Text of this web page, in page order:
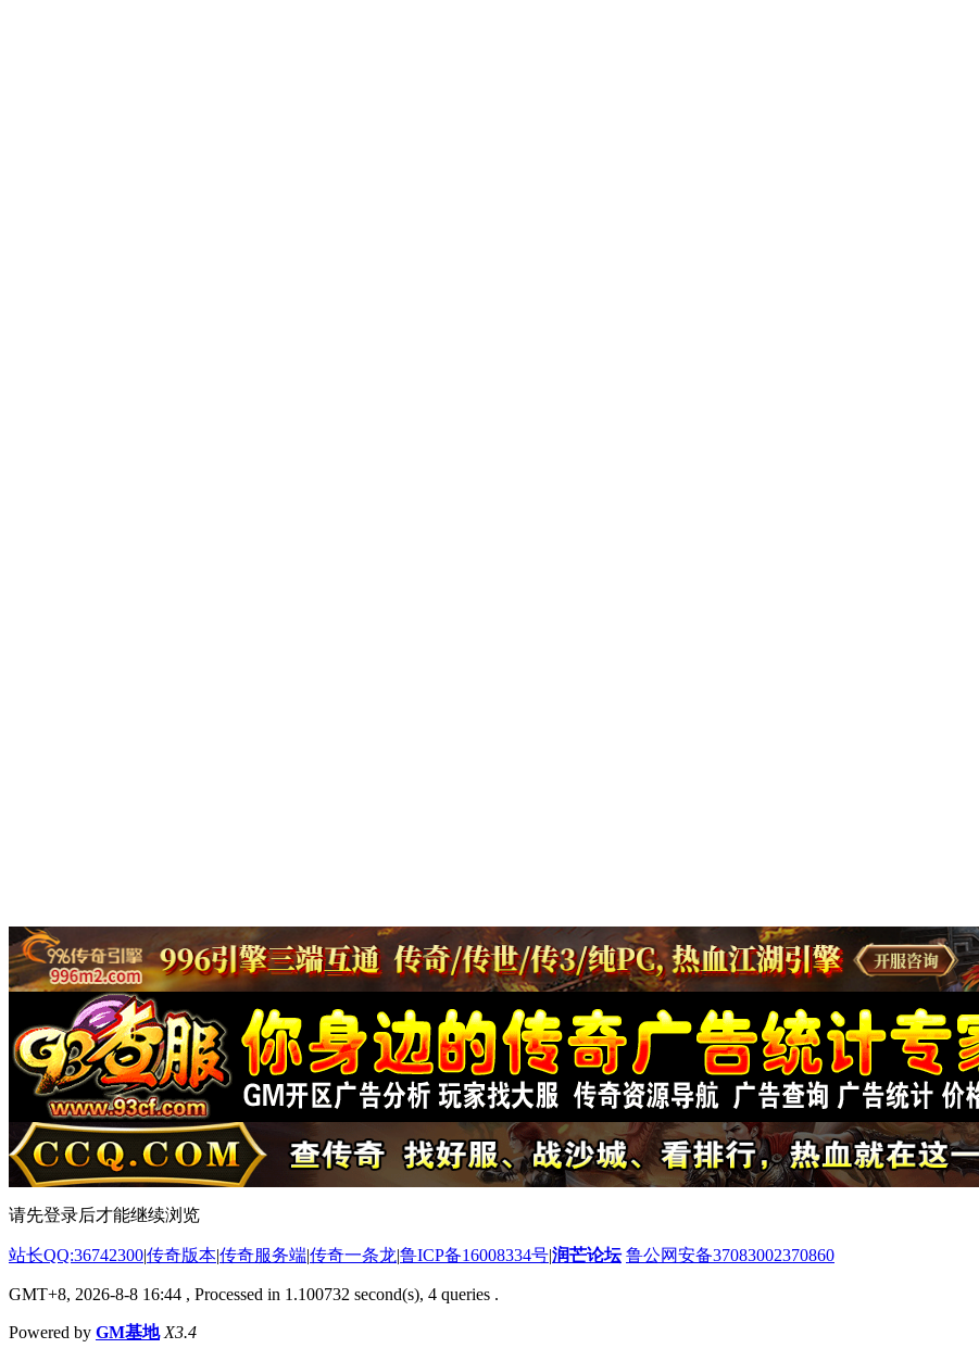
请先登录后才能继续浏览
站长QQ:36742300|传奇版本|传奇服务端|传奇一条龙|鲁ICP备16008334号|润芒论坛 鲁公网安备37083002370860
GMT+8, 2026-8-8 16:44 , Processed in 1.100732 second(s), 4 queries .
Powered by GM基地 X3.4